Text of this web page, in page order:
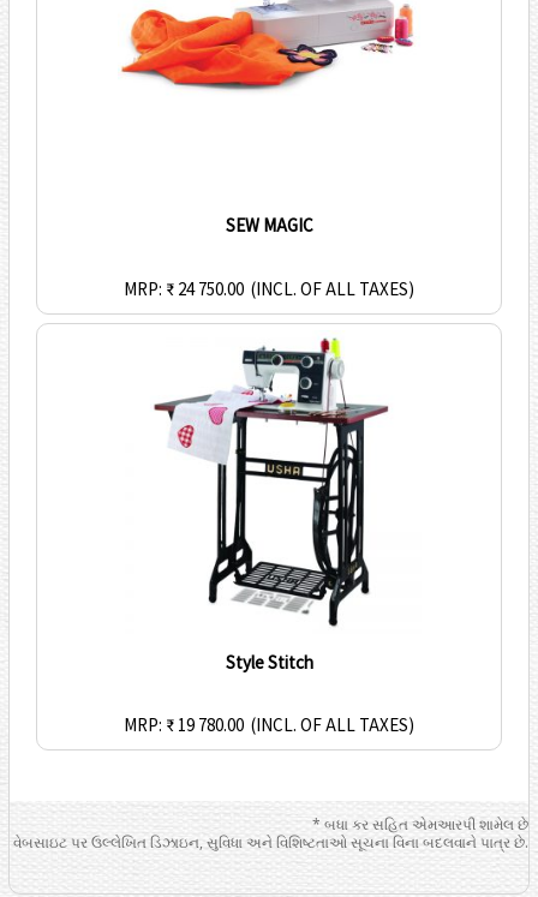
SEW MAGIC
MRP: ₹ 24 750.00 (INCL. OF ALL TAXES)
Style Stitch
MRP: ₹ 19 780.00 (INCL. OF ALL TAXES)
* બધા કર સહિત એમઆરપી શામેલ છે
વેબસાઇટ પર ઉલ્લેખિત ડિઝાઇન, સુવિધા અને વિશિષ્ટતાઓ સૂચના વિના બદલવાને પાત્ર છે.